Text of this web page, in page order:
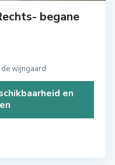
begane
wijngaard
en